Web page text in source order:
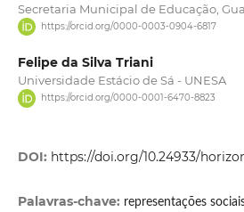
Secretaria Municipal de Educação,
https://orcid.org/0000-0003-0904-6817
Felipe da Silva Triani
Universidade Estácio de Sá - UNESA
https://orcid.org/0000-0001-6470-8823
DOI: https://doi.org/10.24933/
Palavras-chave: representações